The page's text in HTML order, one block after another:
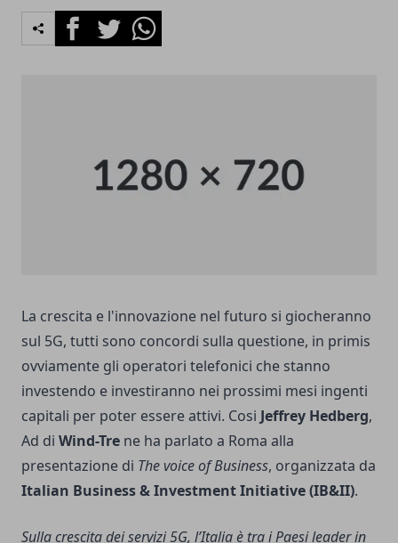
FacebookTwitterWhatsapp
La crescita e l'innovazione nel futuro si giocheranno
sul 5G, tutti sono concordi sulla questione, in primis
ovviamente gli operatori telefonici che stanno
investendo e investiranno nei prossimi mesi ingenti
capitali per poter essere attivi. Cosi Jeffrey Hedberg,
Ad di Wind-Tre ne ha parlato a Roma alla
presentazione di The voice of Business, organizzata da
Italian Business & Investment Initiative (IB&II).
Sulla crescita dei servizi 5G, l’Italia è tra i Paesi leader in